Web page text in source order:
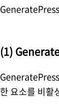
(1)
한 요소를 비활